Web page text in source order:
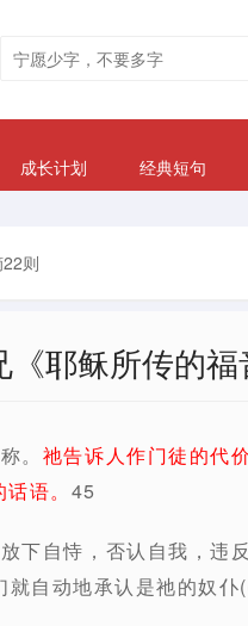
成长计划 经典短句
则
耶稣所传的
。 祂告诉人作门徒的代
语。 45
下自恃，否认自我，违
自动地承认是祂的奴